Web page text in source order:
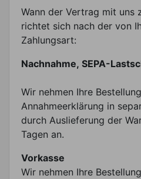
Wann der Vertrag mit uns
richtet sich nach der von
Zahlungsart:
Nachnahme, SEPA-
Wir nehmen Ihre
Annahmeerklärung in
durch Auslieferung der
Tagen an.
Vorkasse
Wir nehmen Ihre